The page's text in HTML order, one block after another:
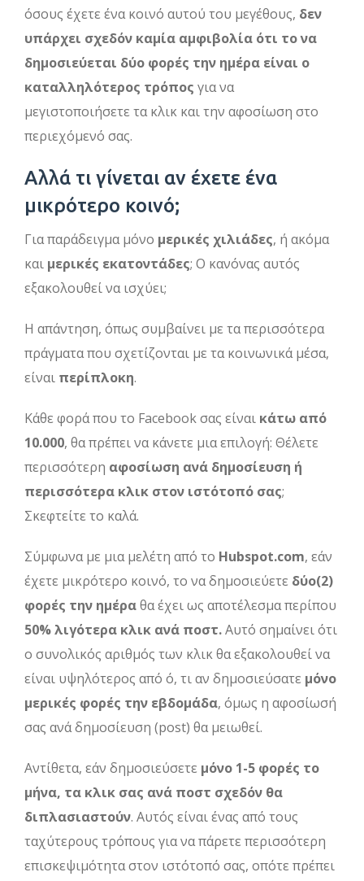
όσους έχετε ένα κοινό αυτού του μεγέθους, δεν
υπάρχει σχεδόν καμία αμφιβολία ότι το να
δημοσιεύεται δύο φορές την ημέρα είναι ο
καταλληλότερος τρόπος για να
μεγιστοποιήσετε τα κλικ και την αφοσίωση στο
περιεχόμενό σας.
Αλλά τι γίνεται αν έχετε ένα
μικρότερο κοινό;
Για παράδειγμα μόνο μερικές χιλιάδες, ή ακόμα
και μερικές εκατοντάδες; Ο κανόνας αυτός
εξακολουθεί να ισχύει;
Η απάντηση, όπως συμβαίνει με τα περισσότερα
πράγματα που σχετίζονται με τα κοινωνικά μέσα,
είναι περίπλοκη.
Κάθε φορά που το Facebook σας είναι κάτω από
10.000, θα πρέπει να κάνετε μια επιλογή: Θέλετε
περισσότερη αφοσίωση ανά δημοσίευση ή
περισσότερα κλικ στον ιστότοπό σας;
Σκεφτείτε το καλά.
Σύμφωνα με μια μελέτη από το Hubspot.com, εάν
έχετε μικρότερο κοινό, το να δημοσιεύετε δύο(2)
φορές την ημέραθα έχει ως αποτέλεσμα περίπου
50% λιγότερα κλικ ανά ποστ.Αυτό σημαίνει ότι
ο συνολικός αριθμός των κλικ θα εξακολουθεί να
είναι υψηλότερος από ό, τι αν δημοσιεύσατε μόνο
μερικές φορές την εβδομάδα, όμως η αφοσίωσή
σας ανά δημοσίευση (post) θα μειωθεί.
Αντίθετα, εάν δημοσιεύσετε μόνο 1-5 φορές το
μήνα, τα κλικ σας ανά ποστ σχεδόν θα
διπλασιαστούν. Αυτός είναι ένας από τους
ταχύτερους τρόπους για να πάρετε περισσότερη
επισκεψιμότητα στον ιστότοπό σας, οπότε πρέπει